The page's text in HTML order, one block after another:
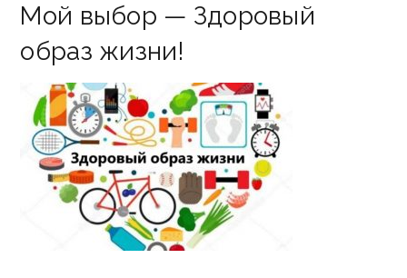
Мой выбор — Здоровый
образ жизни!